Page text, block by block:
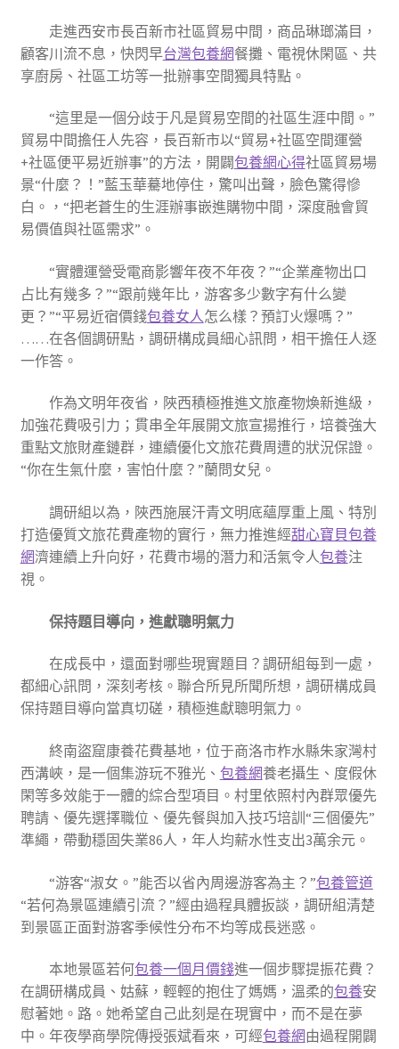
走進西安市長百新市社區貿易中間，商品琳瑯滿目，
顧客川流不息，快閃早台灣包養網餐攤、電視休閑區、共
享廚房、社區工坊等一批辦事空間獨具特點。
“這里是一個分歧于凡是貿易空間的社區生涯中間。”
貿易中間擔任人先容，長百新市以“貿易+社區空間運營
+社區便平易近辦事”的方法，開闢包養網心得社區貿易場
景“什麼？！”藍玉華驀地停住，驚叫出聲，臉色驚得慘
白。，“把老蒼生的生涯辦事嵌進購物中間，深度融會貿
易價值與社區需求”。
“實體運營受電商影響年夜不年夜？”“企業產物出口
占比有幾多？”“跟前幾年比，游客多少數字有什么變
更？”“平易近宿價錢包養女人怎么樣？預訂火爆嗎？”
……在各個調研點，調研構成員細心訊問，相干擔任人逐
一作答。
作為文明年夜省，陜西積極推進文旅產物煥新進級，
加強花費吸引力；貫串全年展開文旅宣揚推行，培養強大
重點文旅財產鏈群，連續優化文旅花費周遭的狀況保證。
“你在生氣什麼，害怕什麼？”蘭問女兒。
調研組以為，陜西施展汗青文明底蘊厚重上風、特別
打造優質文旅花費產物的實行，無力推進經甜心寶貝包養
網濟連續上升向好，花費市場的潛力和活氣令人包養注
視。
保持題目導向，進獻聰明氣力
在成長中，還面對哪些現實題目？調研組每到一處，
都細心訊問，深刻考核。聯合所見所聞所想，調研構成員
保持題目導向當真切磋，積極進獻聰明氣力。
終南盜窟康養花費基地，位于商洛市柞水縣朱家灣村
西溝峽，是一個集游玩不雅光、 包養網養老攝生、度假休
閑等多效能于一體的綜合型項目。村里依照村內群眾優先
聘請、優先選擇職位、優先餐與加入技巧培訓“三個優先”
準繩，帶動穩固失業86人，年人均薪水性支出3萬余元。
“游客“淑女。”能否以省內周邊游客為主？”包養管道
“若何為景區連續引流？”經由過程具體扳談，調研組清楚
到景區正面對游客季候性分布不均等成長迷惑。
本地景區若何包養一個月價錢進一個步驟提振花費？
在調研構成員、姑蘇，輕輕的抱住了媽媽，溫柔的包養安
慰著她。路。她希望自己此刻是在現實中，而不是在夢
中。年夜學商學院傳授張斌看來，可經包養網由過程開闢